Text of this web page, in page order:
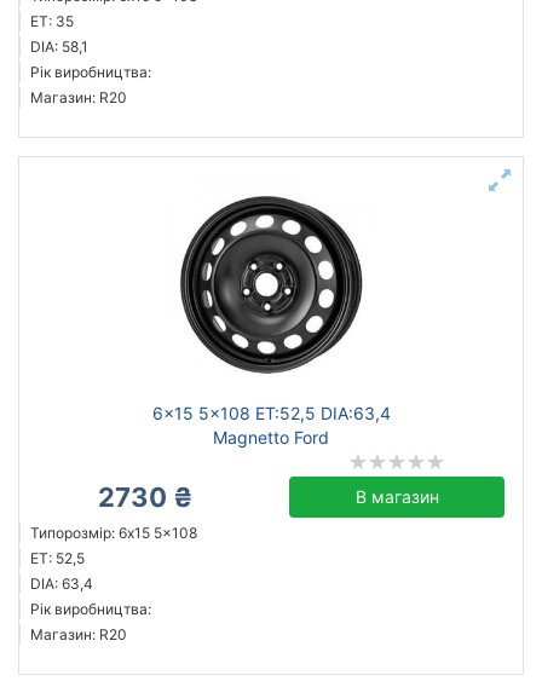
ET: 35
DIA: 58,1
Рік виробництва:
Магазин: R20
6x15 5x108 ET:52,5 DIA:63,4
Magnetto Ford
2730 ₴ В магазин
Типорозмір: 6x15 5x108
ET: 52,5
DIA: 63,4
Рік виробництва:
Магазин: R20